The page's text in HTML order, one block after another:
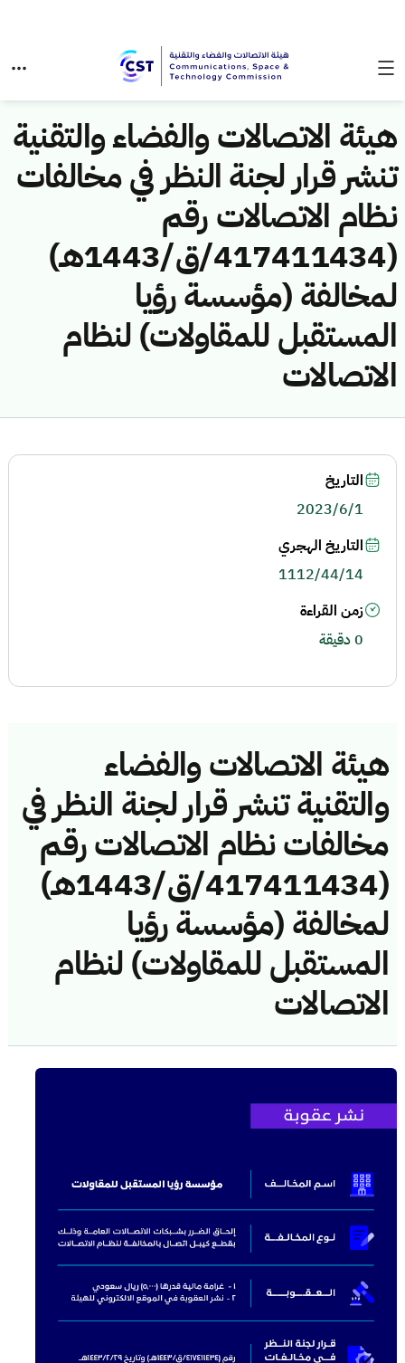
هيئة الاتصالات والفضاء والتقنية
تنشر قرار لجنة النظر في مخالفات
نظام الاتصالات رقم
(417411434/ق/1443هـ)
لمخالفة (مؤسسة رؤيا
المستقبل للمقاولات) لنظام
الاتصالات
هيئة الاتصالات والفضاء
والتقنية تنشر قرار لجنة النظر في
مخالفات نظام الاتصالات رقم
(417411434/ق/1443هـ)
لمخالفة (مؤسسة رؤيا
المستقبل للمقاولات) لنظام
الاتصالات
التاريخ
2023/6/1
التاريخ الهجري
1112/44/14
زمن القراءة
0 دقيقة